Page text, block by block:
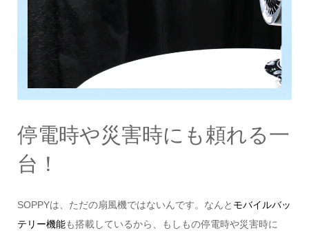
停電時や災害時にも頼れる一
台！
SOPPYは、ただの扇風機ではないんです。なんと モバイルバッ
テリー機能も搭載しているから、もしもの停電時や災害時に